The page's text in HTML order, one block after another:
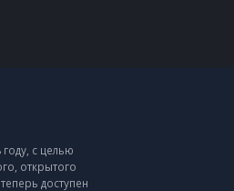
с целью
открытого
доступен